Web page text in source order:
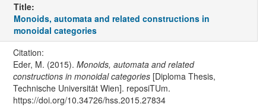
Title:
Monoids, automata and related constructions in
monoidal categories
Citation:
Eder, M. (2015). Monoids, automata and related
constructions in monoidal categories[Diploma Thesis,
Technische Universität Wien]. reposiTUm.
https://doi.org/10.34726/hss.2015.27834